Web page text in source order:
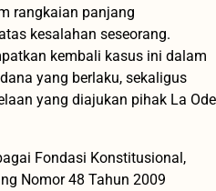
rangkaian panjang
kesalahan seseorang.
kembali kasus ini dalam
yang berlaku, sekaligus
yang diajukan pihak La Ode
Fondasi Konstitusional,
Nomor 48 Tahun 2009